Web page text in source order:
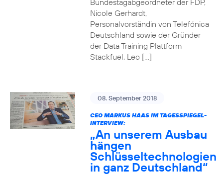
Bundestagabgeordneter der FDP,
Nicole Gerhardt,
Personalvorständin von Telefónica
Deutschland sowie der Gründer
der Data Training Plattform
Stackfuel, Leo […]
08. September 2018
CEO MARKUS HAAS IM TAGESSPIEGEL-
INTERVIEW:
„An unserem Ausbau
hängen
Schlüsseltechnologien
in ganz Deutschland“